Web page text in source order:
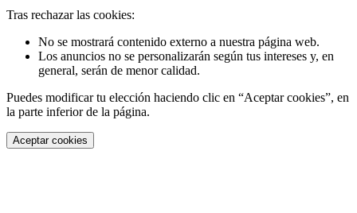
Tras rechazar las cookies:
No se mostrará contenido externo a nuestra página web.
Los anuncios no se personalizarán según tus intereses y, en
general, serán de menor calidad.
Puedes modificar tu elección haciendo clic en “Aceptar cookies”, en
la parte inferior de la página.
Aceptar cookies